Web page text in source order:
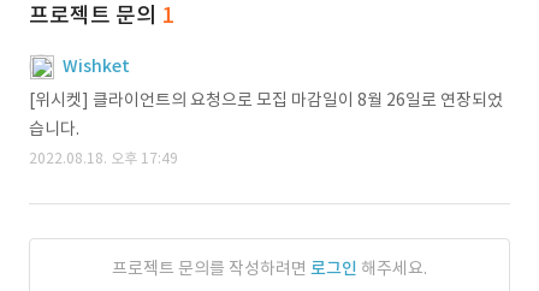
프로젝트 문의 1
Wishket
[위시켓] 클라이언트의 요청으로 모집 마감일이 8월 26일로 연장되었
습니다.
2022.08.18. 오후 17:49
프로젝트 문의를 작성하려면 로그인 해주세요.